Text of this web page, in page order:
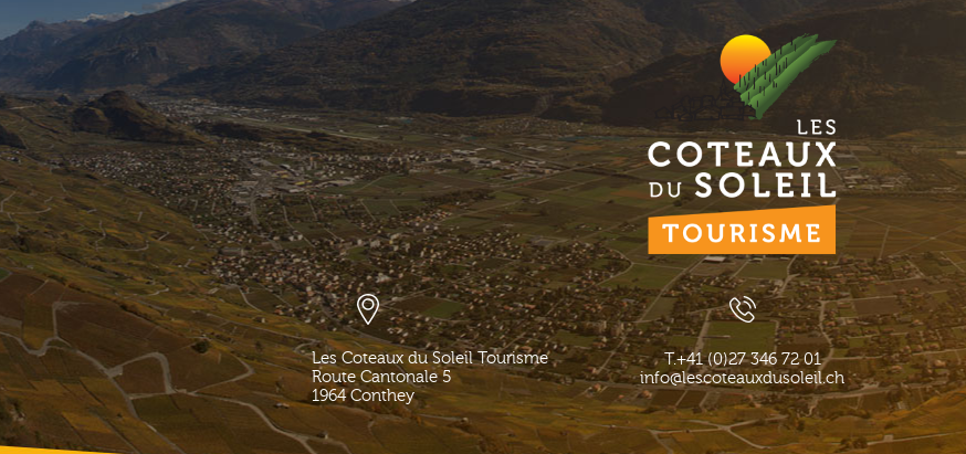
Les Coteaux du Soleil Tourisme
Route Cantonale 5
1964 Conthey
T.+41 (0)27 346 72 01
info@lescoteauxdusoleil.ch